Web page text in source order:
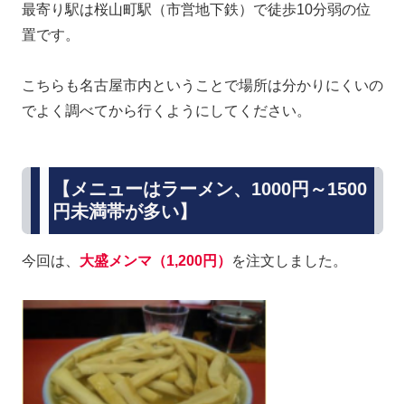
最寄り駅は桜山町駅（市営地下鉄）で徒歩10分弱の位
置です。
こちらも名古屋市内ということで場所は分かりにくいの
でよく調べてから行くようにしてください。
【メニューはラーメン、1000円～1500
円未満帯が多い】
今回は、 大盛メンマ（1,200円） を注文しました。